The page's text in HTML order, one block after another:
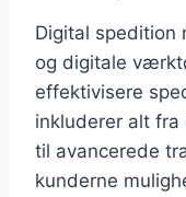
Digital spedition
og digitale
effektivisere
inkluderer alt
til avancerede
kunderne